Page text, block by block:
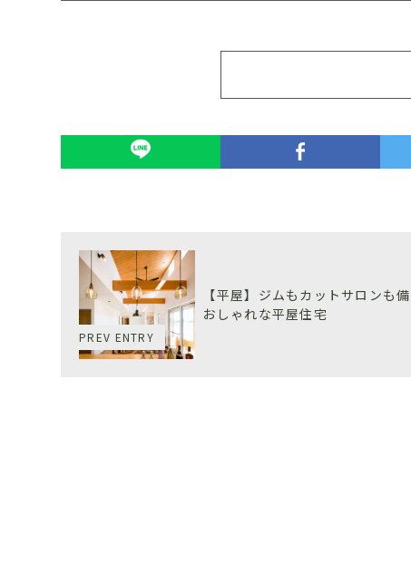
PREV ENTRY
【平屋】ジムもカットサロンも
おしゃれな平屋住宅